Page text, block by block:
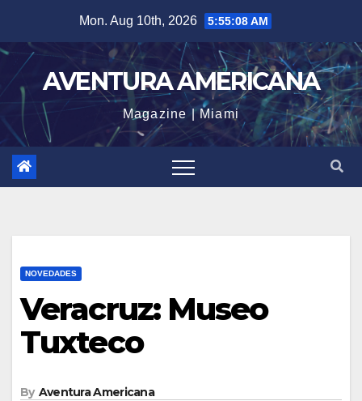
content
Mon. Aug 10th, 2026 5:55:08 AM
AVENTURA AMERICANA
Magazine | Miami
NOVEDADES
Veracruz: Museo
Tuxteco
By Aventura Americana